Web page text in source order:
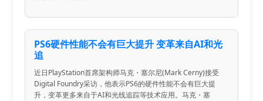
PS6硬件性能不会有巨大提升 变革来自AI和光
追
近日PlayStation首席架构师马克・塞尔尼(Mark Cerny)接受
Digital Foundry采访，他表示PS6的硬件性能不会有巨大提
升，变革更多来自于AI和光线追踪等技术应用。马克・塞